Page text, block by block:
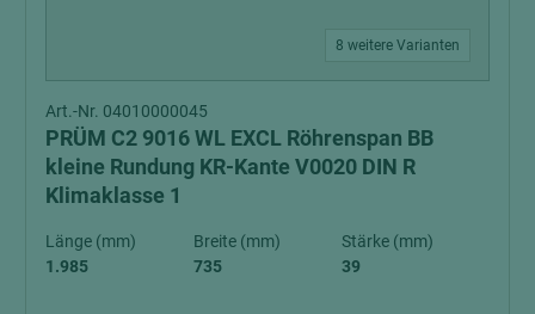
8 weitere Varianten
Art.-Nr. 04010000045
PRÜM C2 9016 WL EXCL Röhrenspan BB
kleine Rundung KR-Kante V0020 DIN R
Klimaklasse 1
Länge (mm)
1.985
Breite (mm)
735
Stärke (mm)
39